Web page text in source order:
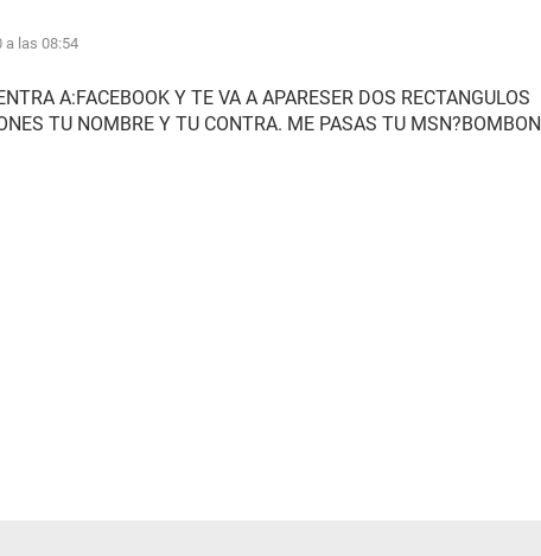
a las 08:54
A:FACEBOOK Y TE VA A APARESER DOS RECTANGULOS
TU NOMBRE Y TU CONTRA. ME PASAS TU MSN?BOMBON